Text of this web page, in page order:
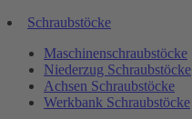
Schraubstöcke
Maschinenschraubstöcke
Niederzug Schraubstöcke
Achsen Schraubstöcke
Werkbank Schraubstöcke